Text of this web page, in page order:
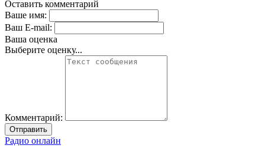
Оставить комментарий
Ваше имя:
Ваш E-mail:
Ваша оценка
Выберите оценку...
Комментарий:
Отправить
Радио онлайн